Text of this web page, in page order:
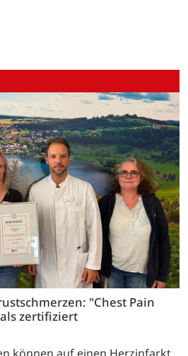
"Chest Pain
zertifiziert
können auf einen Herzinfarkt